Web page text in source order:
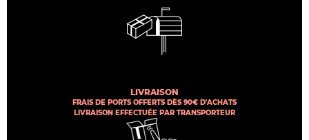
LIVRAISON
FRAIS DE PORTS OFFERTS DÈS 90€ D'ACHATS
LIVRAISON EFFECTUÉE PAR TRANSPORTEUR